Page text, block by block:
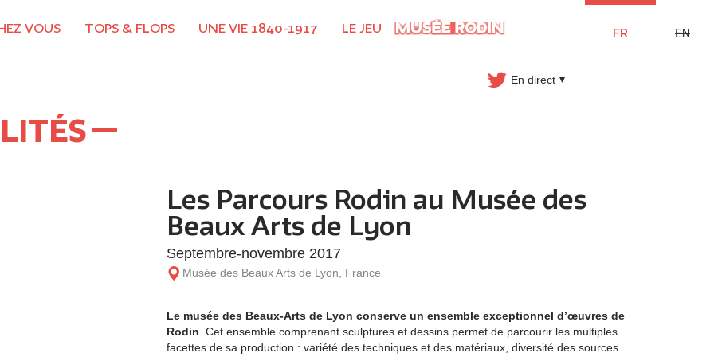
VOUS TOPS & FLOPS UNE VIE 1840-1917 LE JEU FR EN
En direct
Les Parcours Rodin au Musée des
Beaux Arts de Lyon
Septembre-novembre 2017
Musée des Beaux Arts de Lyon, France
Le musée des Beaux-Arts de Lyon conserve un ensemble exceptionnel d’œuvres de
Rodin . Cet ensemble comprenant sculptures et dessins permet de parcourir les multiples
facettes de sa production : variété des techniques et des matériaux, diversité des sources